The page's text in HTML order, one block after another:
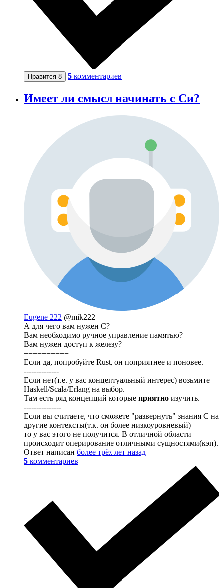
Нравится 8 5 комментариев
Имеет ли смысл начинать с Си?
Eugene 222 @mik222
А для чего вам нужен C?
Вам необходимо ручное управление памятью?
Вам нужен доступ к железу?
==========
Если да, попробуйте Rust, он поприятнее и поновее.
--------------
Если нет(т.е. у вас концептуальный интерес) возьмите
Haskell/Scala/Erlang на выбор.
Там есть ряд концепций которые приятно изучить.
---------------
Если вы считаете, что сможете "развернуть" знания С на
другие контексты(т.к. он более низкоуровневый)
то у вас этого не получится. В отличной области
происходит оперирование отличными сущностями(кэп).
Ответ написан более трёх лет назад
5 комментариев